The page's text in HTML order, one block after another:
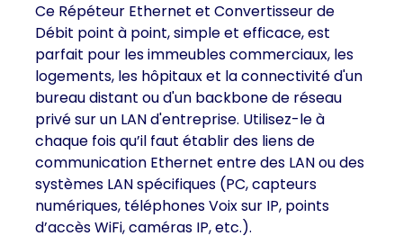
Ce Répéteur Ethernet et Convertisseur de
Débit point à point, simple et efficace, est
parfait pour les immeubles commerciaux, les
logements, les hôpitaux et la connectivité d'un
bureau distant ou d'un backbone de réseau
privé sur un LAN d'entreprise. Utilisez-le à
chaque fois qu’il faut établir des liens de
communication Ethernet entre des LAN ou des
systèmes LAN spécifiques (PC, capteurs
numériques, téléphones Voix sur IP, points
d’accès WiFi, caméras IP, etc.).